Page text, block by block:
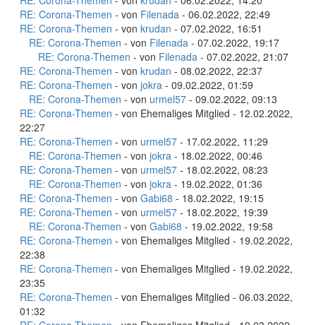
RE: Corona-Themen - von Filenada - 06.02.2022, 22:49
RE: Corona-Themen - von krudan - 07.02.2022, 16:51
RE: Corona-Themen - von Filenada - 07.02.2022, 19:17
RE: Corona-Themen - von Filenada - 07.02.2022, 21:07
RE: Corona-Themen - von krudan - 08.02.2022, 22:37
RE: Corona-Themen - von jokra - 09.02.2022, 01:59
RE: Corona-Themen - von urmel57 - 09.02.2022, 09:13
RE: Corona-Themen - von Ehemaliges Mitglied - 12.02.2022,
22:27
RE: Corona-Themen - von urmel57 - 17.02.2022, 11:29
RE: Corona-Themen - von jokra - 18.02.2022, 00:46
RE: Corona-Themen - von urmel57 - 18.02.2022, 08:23
RE: Corona-Themen - von jokra - 19.02.2022, 01:36
RE: Corona-Themen - von Gabi68 - 18.02.2022, 19:15
RE: Corona-Themen - von urmel57 - 18.02.2022, 19:39
RE: Corona-Themen - von Gabi68 - 19.02.2022, 19:58
RE: Corona-Themen - von Ehemaliges Mitglied - 19.02.2022,
22:38
RE: Corona-Themen - von Ehemaliges Mitglied - 19.02.2022,
23:35
RE: Corona-Themen - von Ehemaliges Mitglied - 06.03.2022,
01:32